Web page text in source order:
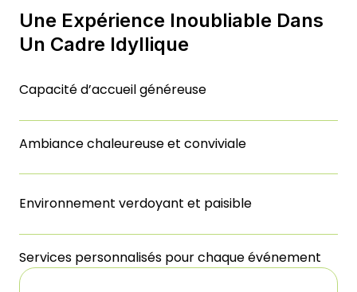
Une Expérience Inoubliable Dans
Un Cadre Idyllique
Capacité d’accueil généreuse
Ambiance chaleureuse et conviviale
Environnement verdoyant et paisible
Services personnalisés pour chaque événement